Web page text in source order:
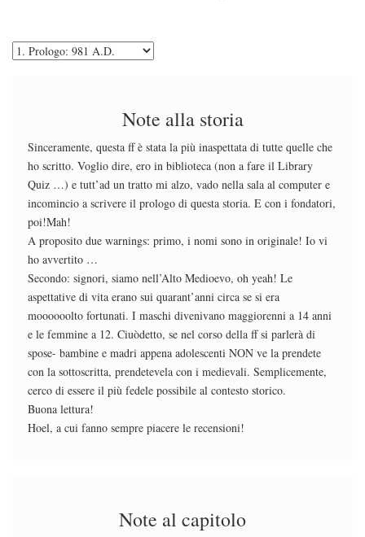
Note alla storia
Sinceramente, questa ff è stata la più inaspettata di tutte quelle che
ho scritto. Voglio dire, ero in biblioteca (non a fare il Library
Quiz …) e tutt’ad un tratto mi alzo, vado nella sala al computer e
incomincio a scrivere il prologo di questa storia. E con i fondatori,
poi!Mah!
A proposito due warnings: primo, i nomi sono in originale! Io vi
ho avvertito …
Secondo: signori, siamo nell’Alto Medioevo, oh yeah! Le
aspettative di vita erano sui quarant’anni circa se si era
moooooolto fortunati. I maschi divenivano maggiorenni a 14 anni
e le femmine a 12. Ciuòdetto, se nel corso della ff si parlerà di
spose- bambine e madri appena adolescenti NON ve la prendete
con la sottoscritta, prendetevela con i medievali. Semplicemente,
cerco di essere il più fedele possibile al contesto storico.
Buona lettura!
Hoel, a cui fanno sempre piacere le recensioni!
Note al capitolo